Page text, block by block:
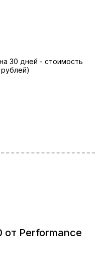
30 дней - стоимость
от Performance